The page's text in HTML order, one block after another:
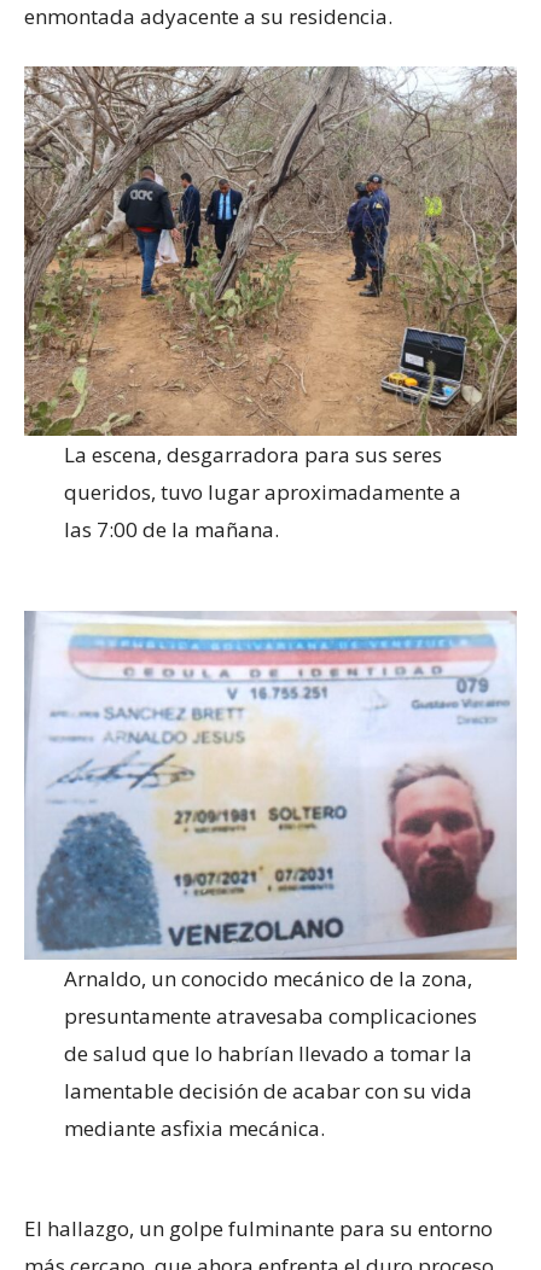
enmontada adyacente a su residencia.
La escena, desgarradora para sus seres
queridos, tuvo lugar aproximadamente a
las 7:00 de la mañana.
Arnaldo, un conocido mecánico de la zona,
presuntamente atravesaba complicaciones
de salud que lo habrían llevado a tomar la
lamentable decisión de acabar con su vida
mediante asfixia mecánica.
El hallazgo, un golpe fulminante para su entorno